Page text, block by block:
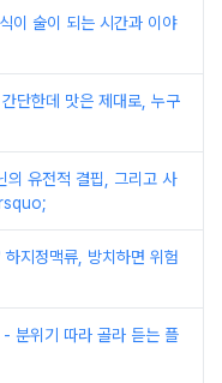
이 술이 되는 시간과 이야
단한데 맛은 제대로, 누구
의 유전적 결핍, 그리고 사
지정맥류, 방치하면 위험
분위기 따라 골라 듣는 플